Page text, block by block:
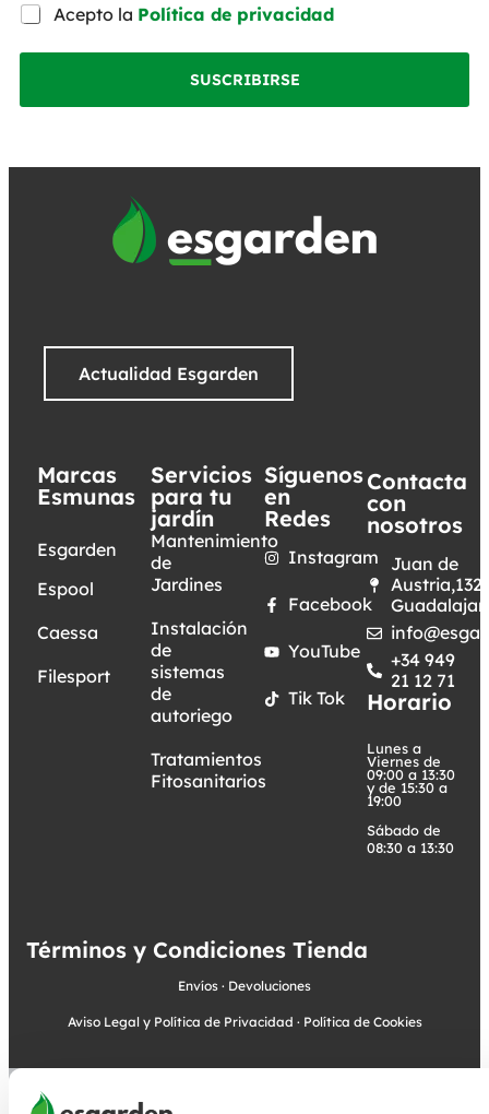
Acepto la Política de privacidad
SUSCRIBIRSE
Actualidad Esgarden
Marcas
Esmunas
Esgarden
Espool
Caessa
Filesport
Servicios
para tu
jardín
Mantenimiento
de
Jardines
Instalación
de
sistemas
de
autoriego
Tratamientos
Fitosanitarios
Síguenos
en
Redes
Instagram
Facebook
YouTube
Tik Tok
Contacta
con
nosotros
Juan de
Austria,132.
+34 949
21 12 71
Horario
Lunes a
Viernes de
09:00 a 13:30
y de 15:30 a
19:00
Sábado de
08:30 a 13:30
Términos y Condiciones Tienda
Envíos · Devoluciones
Aviso Legal y Política de Privacidad · Política de Cookies